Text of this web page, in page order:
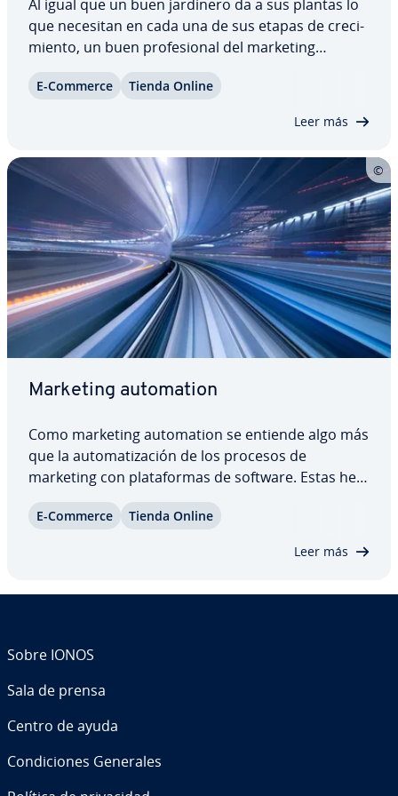
Al igual que un buen jardinero da a sus plantas lo
que necesitan en cada una de sus etapas de cre­ci­
mie­n­to, un buen pro­fe­sio­nal del marketing
vez basta con un solo contacto para persuadir a
E-Commerce Tienda Online
Leer más
Marketing au­to­ma­tion
Como marketing au­to­ma­tion se entiende algo más
que la au­to­ma­ti­za­ción de los procesos de
marketing con pla­ta­fo­r­mas de software. Estas he­
clientes con apli­ca­cio­nes de lead ma­na­ge­me­nt, pe­
E-Commerce Tienda Online
Leer más
Sobre IONOS
Sala de prensa
Centro de ayuda
Co­n­di­cio­nes Generales